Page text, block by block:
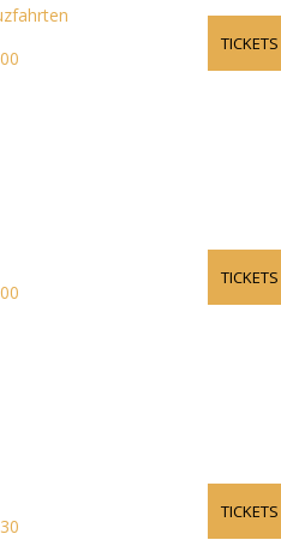
TICKETS
TICKETS
TICKETS